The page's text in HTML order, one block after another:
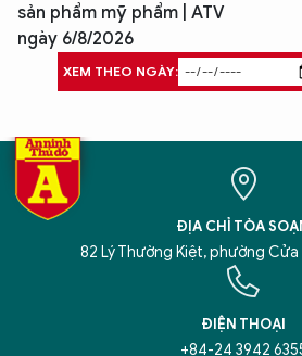
sản phẩm mỹ phẩm | ATV
ngày 6/8/2026
XEM THEO NGÀY:
ĐỊA CHỈ TÒA
82 Lý Thường Kiệt, phường Cửa
ĐIỆN THOẠI
+84-24 3942